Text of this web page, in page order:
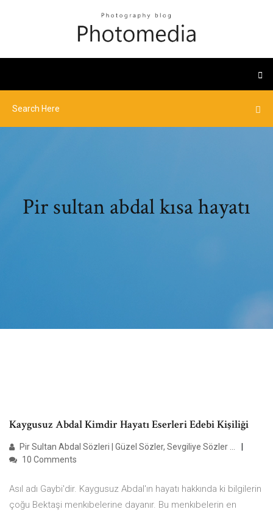
Pir sultan abdal kısa hayatı
Kaygusuz Abdal Kimdir Hayatı Eserleri Edebi Kişiliği
Pir Sultan Abdal Sözleri | Güzel Sözler, Sevgiliye Sözler ...
10 Comments
Asıl adı Gaybi'dir. Kaygusuz Abdal'ın hayatı hakkında ki bilgilerin
çoğu Bektaşi menkıbelerine dayanır. Bu menkıbelerin en